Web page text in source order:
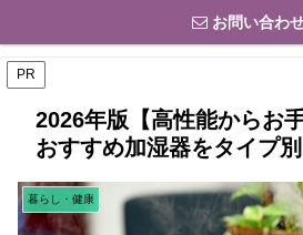
お問い合わ
PR
2026年版【高性能からお
おすすめ加湿器をタイプ
暮らし・健康